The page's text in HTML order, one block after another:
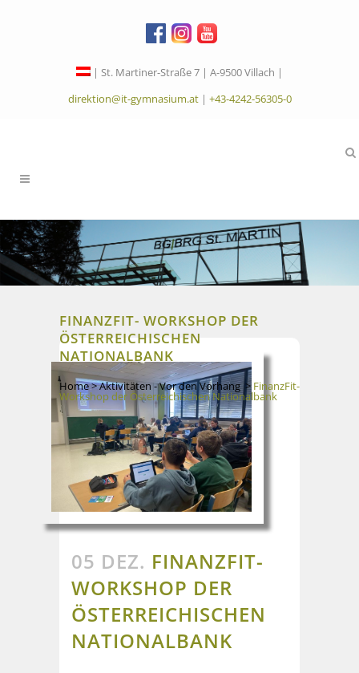
| St. Martiner-Straße 7 | A-9500 Villach |
direktion@it-gymnasium.at| +43-4242-56305-0
FINANZFIT- WORKSHOP DER
ÖSTERREICHISCHEN
NATIONALBANK
Home>Aktivitäten - Vor den Vorhang >FinanzFit-
Workshop der Österreichischen Nationalbank
05 DEZ. FINANZFIT-
WORKSHOP DER
ÖSTERREICHISCHEN
NATIONALBANK